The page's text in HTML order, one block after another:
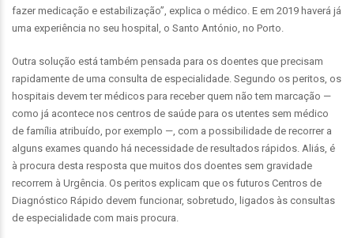
fazer medicação e estabilização”, explica o médico. E em 2019 haverá já
uma experiência no seu hospital, o Santo António, no Porto.
Outra solução está também pensada para os doentes que precisam
rapidamente de uma consulta de especialidade. Segundo os peritos, os
hospitais devem ter médicos para receber quem não tem marcação —
como já acontece nos centros de saúde para os utentes sem médico
de família atribuído, por exemplo —, com a possibilidade de recorrer a
alguns exames quando há necessidade de resultados rápidos. Aliás, é
à procura desta resposta que muitos dos doentes sem gravidade
recorrem à Urgência. Os peritos explicam que os futuros Centros de
Diagnóstico Rápido devem funcionar, sobretudo, ligados às consultas
de especialidade com mais procura.